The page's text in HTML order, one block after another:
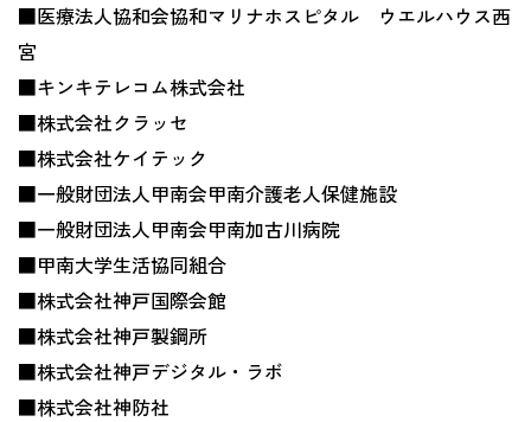
■医療法人協和会協和マリナホスピタル ウエルハウス西
宮
■キンキテレコム株式会社
■株式会社クラッセ
■株式会社ケイテック
■一般財団法人甲南会甲南介護老人保健施設
■一般財団法人甲南会甲南加古川病院
■甲南大学生活協同組合
■株式会社神戸国際会館
■株式会社神戸製鋼所
■株式会社神戸デジタル・ラボ
■株式会社神防社